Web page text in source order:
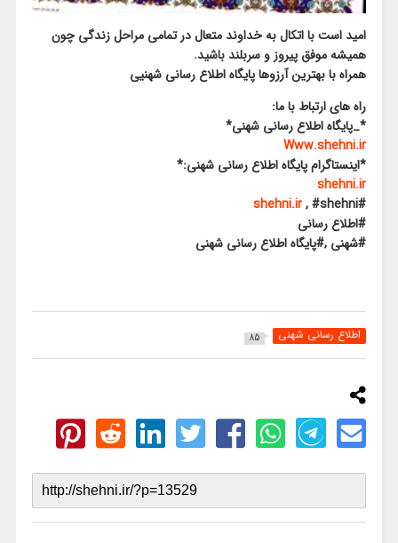
امید است با اتکال به خداوند متعال در تمامی مراحل زندگی چون
همیشه موفق پیروز و سربلند باشید.
همراه با بهترین آرزوها پایگاه اطلاع رسانی شهنیی
راه های ارتباط با ما:
*_پایگاه اطلاع رسانی شهنی*
Www.shehni.ir
*اینستاگرام پایگاه اطلاع رسانی شهنی:*
shehni.ir
#
shehni.ir, #shehni
#اطلاع رسانی
#شهنی ,#پایگاه اطلاع رسانی شهنی
اطلاع رسانی شهنی 85